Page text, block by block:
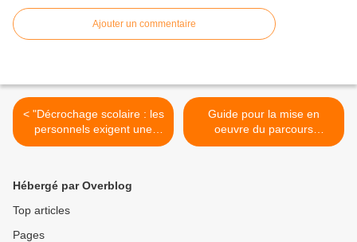
Ajouter un commentaire
< "Décrochage scolaire : les
personnels exigent une
vraie reconnaissance"
Guide pour la mise en
oeuvre du parcours
d'éducation artistique et
Hébergé par Overblog
Top articles
Pages